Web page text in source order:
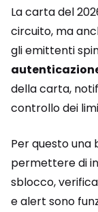
La carta del
circuito, ma
gli emittenti
della carta,
controllo dei
Per questo una
permettere di
sblocco,
e alert sono